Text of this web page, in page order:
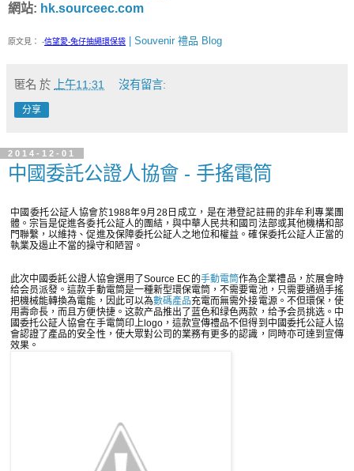
網站: hk.sourceec.com
原文見： -信望愛-兔仔抽繩環保袋 | Souvenir 禮品 Blog
匿名 於 上午11:31 沒有留言:
分享
2014-12-01
中國委託公證人協會 - 手搖電筒
中國委托公証人協會於1988年9月28日成立，是在港登記註冊的非牟利專業團
體。宗旨是促進各委托公証人的團結，與中華人民共和國司法部或其他機構和部
門聯繫，以維持、促進及保障委托公証人之地位和權益。確保委托公証人正當的
執業及遏止不當的操守和陋習。
此次中國委託公證人協會選用了Source EC的手動電筒作為企業禮品，於展會時
给会员派發。這款手動電筒是一種新型環保電筒，不需要電池，只需要通過手搖
把機械能轉換為電能，因此可以為數碼產品充電而無需外接電源。不但環保，使
用壽命長，而且方便快捷。这款产品推出了蓝色和绿色两款，给予会员挑选。中
國委托公証人協會在手電筒印上logo，這款宣傳禮品不但得到中國委托公証人協
會認證了產品的安全性，使大眾對公司的業務有更多的認識，同時亦可達到宣傳
效果。